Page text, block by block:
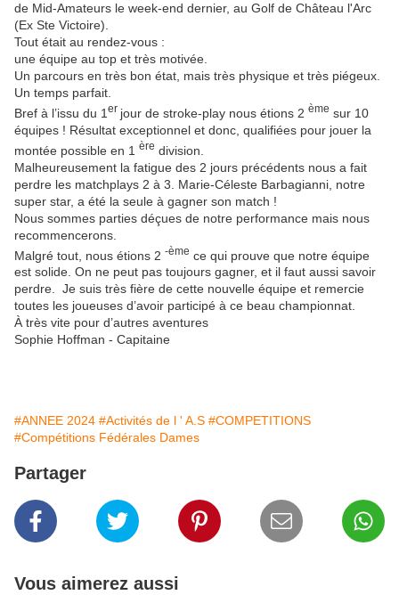
de Mid-Amateurs le week-end dernier, au Golf de Château l'Arc
(Ex Ste Victoire).
Tout était au rendez-vous :
une équipe au top et très motivée.
Un parcours en très bon état, mais très physique et très piégeux.
Un temps parfait.
Bref à l’issu du 1 er jour de stroke-play nous étions 2 ème sur 10
équipes ! Résultat exceptionnel et donc, qualifiées pour jouer la
montée possible en 1 ère division.
Malheureusement la fatigue des 2 jours précédents nous a fait
perdre les matchplays 2 à 3. Marie-Céleste Barbagianni, notre
super star, a été la seule à gagner son match !
Nous sommes parties déçues de notre performance mais nous
recommencerons.
Malgré tout, nous étions 2 -ème ce qui prouve que notre équipe
est solide. On ne peut pas toujours gagner, et il faut aussi savoir
perdre. Je suis très fière de cette nouvelle équipe et remercie
toutes les joueuses d’avoir participé à ce beau championnat.
À très vite pour d’autres aventures
Sophie Hoffman - Capitaine
#ANNEE 2024 #Activités de l ' A.S #COMPETITIONS
#Compétitions Fédérales Dames
Partager
Vous aimerez aussi